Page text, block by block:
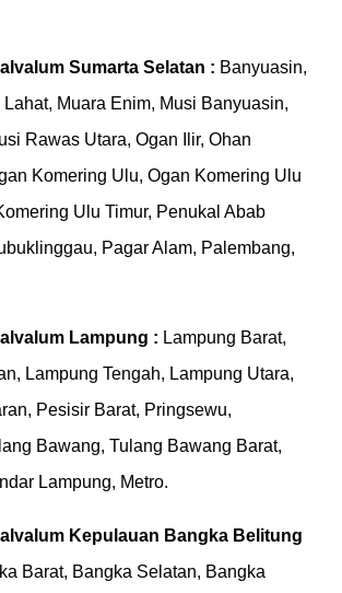
Sumarta Selatan : Banyuasin,
Muara Enim, Musi Banyuasin,
Rawas Utara, Ogan Ilir, Ohan
Komering Ulu, Ogan Komering Ulu
Ulu Timur, Penukal Abab
Pagar Alam, Palembang,
Lampung : Lampung Barat,
Lampung Tengah, Lampung Utara,
Pesisir Barat, Pringsewu,
Bawang, Tulang Bawang Barat,
Lampung, Metro.
Kepulauan Bangka Belitung
Barat, Bangka Selatan, Bangka